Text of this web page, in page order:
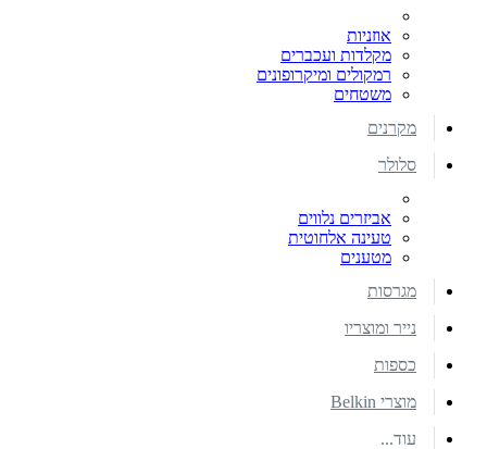
אוזניות
מקלדות ועכברים
רמקולים ומיקרופונים
משטחים
מקרנים
סלולר
אביזרים נלווים
טעינה אלחוטית
מטענים
מגרסות
נייר ומוצריו
כספות
מוצרי Belkin
עוד...